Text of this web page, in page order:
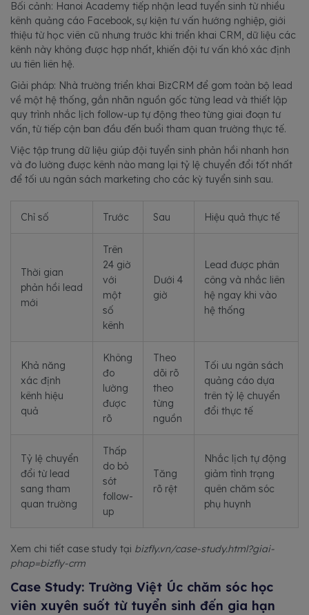
Bối cảnh: Hanoi Academy tiếp nhận lead tuyển sinh từ nhiều
kênh quảng cáo Facebook, sự kiện tư vấn hướng nghiệp, giới
thiệu từ học viên cũ nhưng trước khi triển khai CRM, dữ liệu các
kênh này không được hợp nhất, khiến đội tư vấn khó xác định
ưu tiên liên hệ.
Giải pháp: Nhà trường triển khai BizCRM để gom toàn bộ lead
về một hệ thống, gắn nhãn nguồn gốc từng lead và thiết lập
quy trình nhắc lịch follow-up tự động theo từng giai đoạn tư
vấn, từ tiếp cận ban đầu đến buổi tham quan trường thực tế.
Việc tập trung dữ liệu giúp đội tuyển sinh phản hồi nhanh hơn
và đo lường được kênh nào mang lại tỷ lệ chuyển đổi tốt nhất
để tối ưu ngân sách marketing cho các kỳ tuyển sinh sau.
Chỉ số Trước Sau Hiệu quả thực tế
Thời gian
phản hồi lead
mới
Trên
24 giờ
với
một
số
kênh
Dưới 4
giờ
Lead được phân
công và nhắc liên
hệ ngay khi vào
hệ thống
Khả năng
xác định
kênh hiệu
quả
Không
đo
lường
được
rõ
Theo
dõi rõ
theo
từng
nguồn
Tối ưu ngân sách
quảng cáo dựa
trên tỷ lệ chuyển
đổi thực tế
Tỷ lệ chuyển
đổi từ lead
sang tham
quan trường
Thấp
do bỏ
sót
follow-
up
Tăng
rõ rệt
Nhắc lịch tự động
giảm tình trạng
quên chăm sóc
phụ huynh
Xem chi tiết case study tại bizfly.vn/case-study.html?giai-
phap=bizfly-crm
Case Study: Trường Việt Úc chăm sóc học
viên xuyên suốt từ tuyển sinh đến gia hạn